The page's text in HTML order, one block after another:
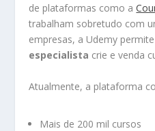
de plataformas como a
trabalham sobretudo com
empresas, a Udemy
especialista crie e venda
Atualmente, a plataforma
Mais de 200 mil cursos